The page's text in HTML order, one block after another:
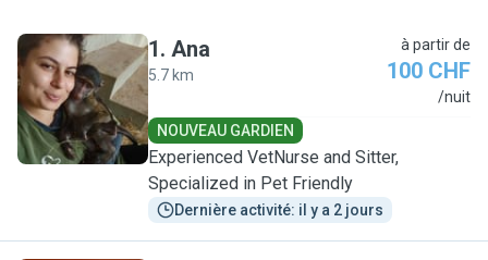
A
1. Ana
5.7 km
à partir de
100 CHF
/nuit
NOUVEAU GARDIEN
Experienced VetNurse and Sitter,
Specialized in Pet Friendly
Dernière activité: il y a 2 jours